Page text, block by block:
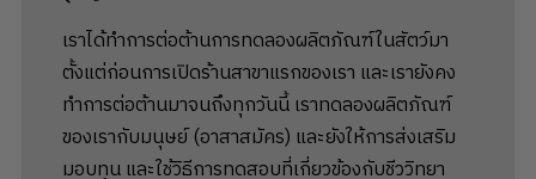
เราได้ทำการต่อต้านการทดลองผลิตภัณฑ์ในสัตว์มา
ตั้งแต่ก่อนการเปิดร้านสาขาแรกของเรา และเรายังคง
ทำการต่อต้านมาจนถึงทุกวันนี้ เราทดลองผลิตภัณฑ์
ของเรากับมนุษย์ (อาสาสมัคร) และยังให้การส่งเสริม
มอบทุน และใช้วิธีการทดสอบที่เกี่ยวข้องกับชีววิทยา